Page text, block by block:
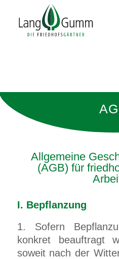
Allgemeine
(AGB) für
I. Bepflanzung
1. Sofern
konkret beauftragt
soweit nach der